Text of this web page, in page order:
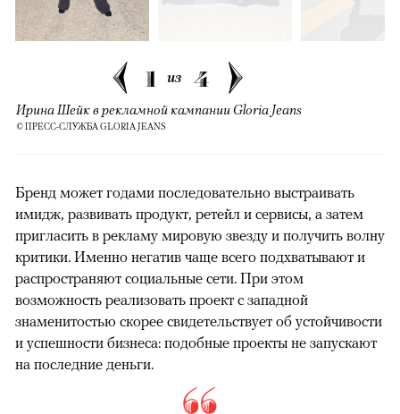
1 из 4
Ирина Шейк в рекламной кампании Gloria Jeans
© ПРЕСС-СЛУЖБА GLORIA JEANS
Бренд может годами последовательно выстраивать
имидж, развивать продукт, ретейл и сервисы, а затем
пригласить в рекламу мировую звезду и получить волну
критики. Именно негатив чаще всего подхватывают и
распространяют социальные сети. При этом
возможность реализовать проект с западной
знаменитостью скорее свидетельствует об устойчивости
и успешности бизнеса: подобные проекты не запускают
на последние деньги.